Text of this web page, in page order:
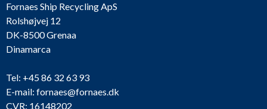
Fornaes Ship Recycling ApS
Rolshøjvej 12
DK-8500 Grenaa
Dinamarca
Tel: +45 86 32 63 93
E-mail: fornaes@fornaes.dk
CVR: 16148202